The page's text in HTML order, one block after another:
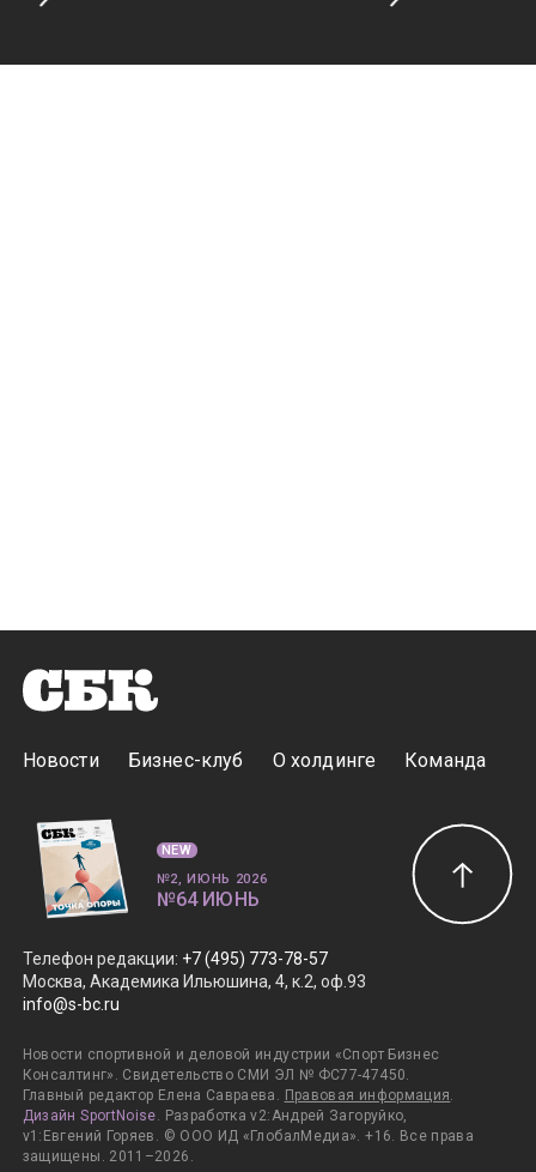
Новости Бизнес-клуб О холдинге Команда
Телефон редакции: +7 (495) 773-78-57
Москва, Академика Ильюшина, 4, к.2, оф.93
info@s-bc.ru
Новости спортивной и деловой индустрии «Спорт Бизнес
Консалтинг». Свидетельство СМИ ЭЛ № ФС77-47450.
Главный редактор Елена Савраева. Правовая информация.
Дизайн SportNoise. Разработка v2:Андрей Загоруйко,
v1:Евгений Горяев. © ООО ИД «ГлобалМедиа». +16. Все права
защищены. 2011–2026.
NEW
№2, ИЮНЬ 2026
№64 ИЮНЬ